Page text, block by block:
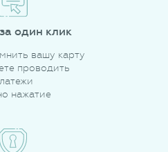
один клик
вашу карту
проводить
нажатие